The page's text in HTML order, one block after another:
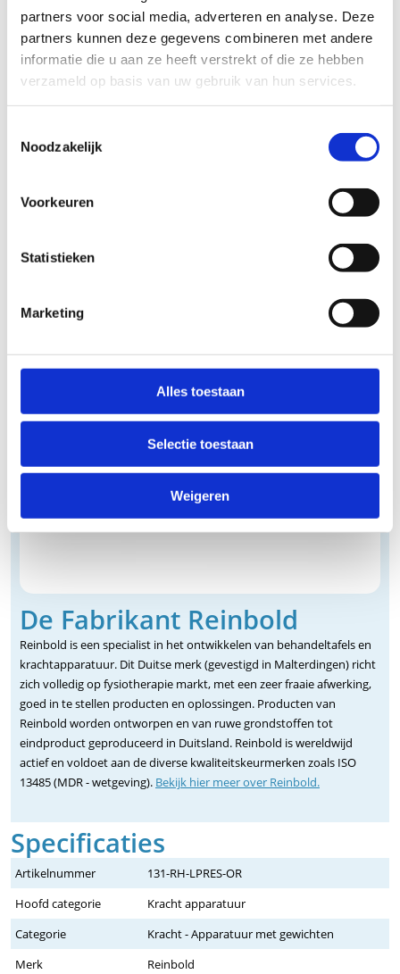
partners voor social media, adverteren en analyse. Deze
partners kunnen deze gegevens combineren met andere
informatie die u aan ze heeft verstrekt of die ze hebben
verzameld op basis van uw gebruik van hun services.
Noodzakelijk
Voorkeuren
Statistieken
Marketing
Alles toestaan
Selectie toestaan
Weigeren
De Fabrikant Reinbold
Reinbold is een specialist in het ontwikkelen van behandeltafels en
krachtapparatuur. Dit Duitse merk (gevestigd in Malterdingen) richt
zich volledig op fysiotherapie markt, met een zeer fraaie afwerking,
goed in te stellen producten en oplossingen. Producten van
Reinbold worden ontworpen en van ruwe grondstoffen tot
eindproduct geproduceerd in Duitsland. Reinbold is wereldwijd
actief en voldoet aan de diverse kwaliteitskeurmerken zoals ISO
13485 (MDR - wetgeving). Bekijk hier meer over Reinbold.
Specificaties
Artikelnummer
131-RH-LPRES-OR
Hoofd categorie
Kracht apparatuur
Categorie
Kracht - Apparatuur met gewichten
Merk
Reinbold